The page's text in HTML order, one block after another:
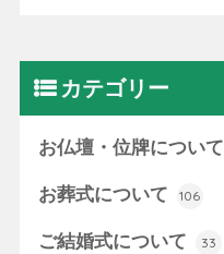
カテゴリー
お仏壇・位牌について
お葬式について 106
ご結婚式について 33